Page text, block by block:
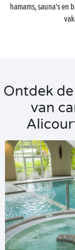
hamams, sauna’s en
Ontdek
van